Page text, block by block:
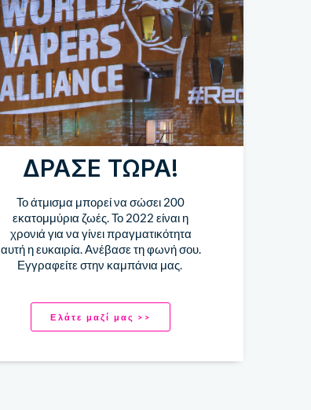
ΔΡΆΣΕ ΤΏΡΑ!
Το άτμισμα μπορεί να σώσει 200
εκατομμύρια ζωές. Το 2022 είναι η
χρονιά για να γίνει πραγματικότητα
αυτή η ευκαιρία. Ανέβασε τη φωνή σου.
Εγγραφείτε στην καμπάνια μας.
Ελάτε μαζί μας >>